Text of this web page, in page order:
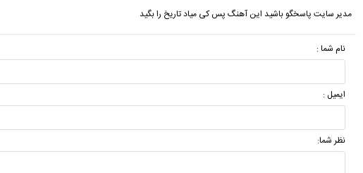
مدیر سایت پاسخگو باشید این آهنگ پس کی میاد تاریخ را بگید
نام شما :
ایمیل :
نظر شما: